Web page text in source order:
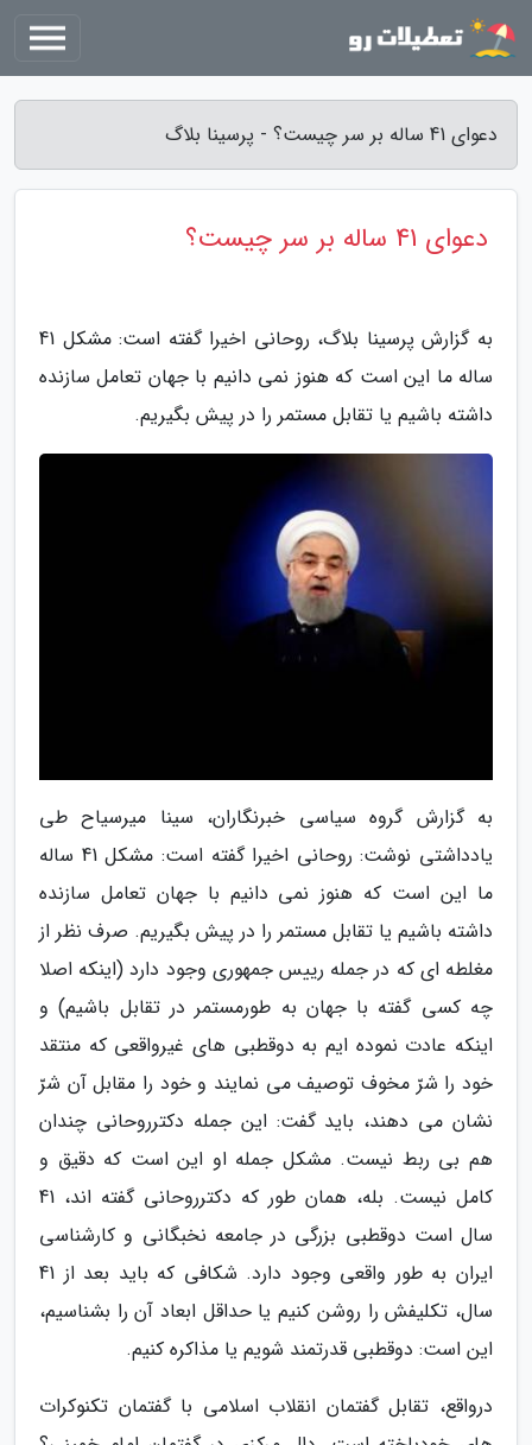
دعوای 41 ساله بر سر چیست؟ - پرسینا بلاگ
دعوای 41 ساله بر سر چیست؟
به گزارش پرسینا بلاگ، روحانی اخیرا گفته است: مشکل 41
ساله ما این است که هنوز نمی دانیم با جهان تعامل سازنده
داشته باشیم یا تقابل مستمر را در پیش بگیریم.
به گزارش گروه سیاسی خبرنگاران، سینا میرسیاح طی
یادداشتی نوشت: روحانی اخیرا گفته است: مشکل 41 ساله
ما این است که هنوز نمی دانیم با جهان تعامل سازنده
داشته باشیم یا تقابل مستمر را در پیش بگیریم. صرف نظر از
مغلطه ای که در جمله رییس جمهوری وجود دارد (اینکه اصلا
چه کسی گفته با جهان به طورمستمر در تقابل باشیم) و
اینکه عادت نموده ایم به دوقطبی های غیرواقعی که منتقد
خود را شرّ مخوف توصیف می نمایند و خود را مقابل آن شرّ
نشان می دهند، باید گفت: این جمله دکترروحانی چندان
هم بی ربط نیست. مشکل جمله او این است که دقیق و
کامل نیست. بله، همان طور که دکترروحانی گفته اند، 41
سال است دوقطبی بزرگی در جامعه نخبگانی و کارشناسی
ایران به طور واقعی وجود دارد. شکافی که باید بعد از 41
سال، تکلیفش را روشن کنیم یا حداقل ابعاد آن را بشناسیم،
این است: دوقطبی قدرتمند شویم یا مذاکره کنیم.
درواقع، تقابل گفتمان انقلاب اسلامی با گفتمان تکنوکرات